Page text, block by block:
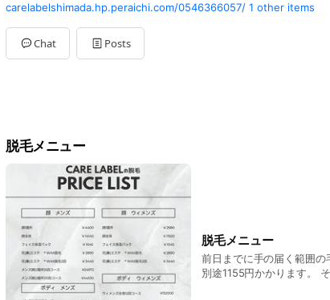
Sun10:00 - 14:00
MonClosed
Tue10:00 - 17:00
Wed10:00 - 17:00
carelabelshimada.hp.peraichi.com/0546366057/ 1 other items
Chat Posts
脱毛メニュー
脱毛メニュー
前日までに手の届く範囲
別途1155円かかります。